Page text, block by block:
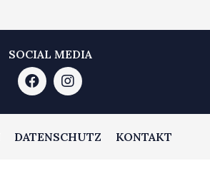
SOCIAL MEDIA
DATENSCHUTZ KONTAKT